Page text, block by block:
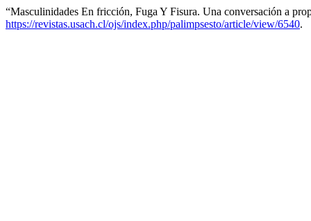
“Masculinidades En fricción, Fuga Y Fisura. Una conversación a
https://revistas.usach.cl/ojs/index.php/palimpsesto/article/view/6540.